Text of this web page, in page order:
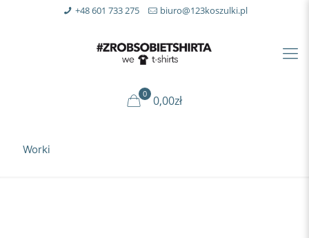
+48 601 733 275 biuro@123koszulki.pl
0 0,00zł
Worki